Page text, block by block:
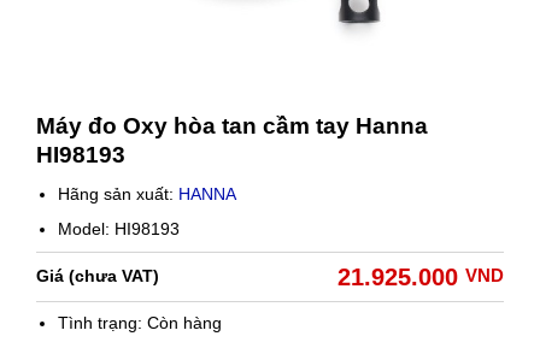
Máy đo Oxy hòa tan cầm tay Hanna
HI98193
Hãng sản xuất: HANNA
Model: HI98193
Giá (chưa VAT) 21.925.000 VND
Tình trạng: Còn hàng